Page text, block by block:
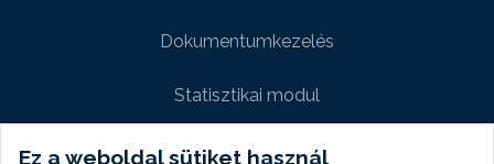
Ez a weboldal sütiket használ
Dokumentumkezelés
Statisztikai modul
Weboldal modul